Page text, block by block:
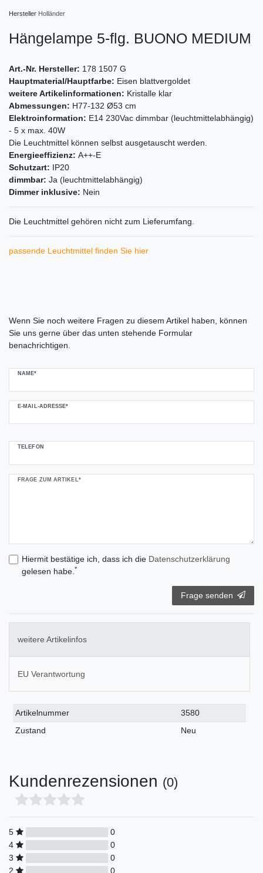
Hersteller Holländer
Hängelampe 5-flg. BUONO MEDIUM
Art.-Nr. Hersteller: 178 1507 G
Hauptmaterial/Hauptfarbe: Eisen blattvergoldet
weitere Artikelinformationen: Kristalle klar
Abmessungen: H77-132 Ø53 cm
Elektroinformation: E14 230Vac dimmbar (leuchtmittelabhängig)
- 5 x max. 40W
Die Leuchtmittel können selbst ausgetauscht werden.
Energieeffizienz: A++-E
Schutzart: IP20
dimmbar: Ja (leuchtmittelabhängig)
Dimmer inklusive: Nein
Die Leuchtmittel gehören nicht zum Lieferumfang.
passende Leuchtmittel finden Sie hier
Wenn Sie noch weitere Fragen zu diesem Artikel haben, können
Sie uns gerne über das unten stehende Formular
benachrichtigen.
NAME*
E-MAIL-ADRESSE*
TELEFON
FRAGE ZUM ARTIKEL*
Hiermit bestätige ich, dass ich die Daten­schutz­erklärung
gelesen habe. *
Frage senden
weitere Artikelinfos
EU Verantwortung
Technisches
Merkmal
Wert
Artikelnummer
3580
Zustand
Neu
Kundenrezensionen (0)
5
0
4
0
3
0
2
0